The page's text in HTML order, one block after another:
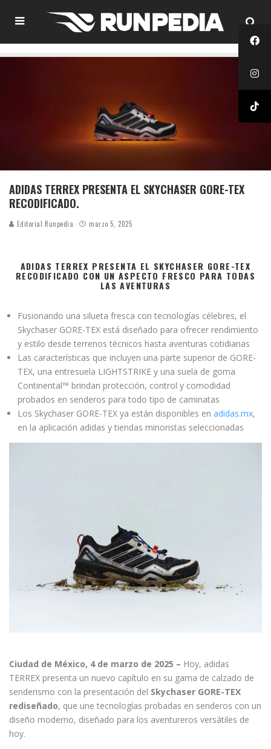
ADIDAS TERREX PRESENTA EL SKYCHASER GORE-TEX
RECODIFICADO.
Editorial Runpedia marzo 5, 2025
ADIDAS TERREX PRESENTA EL SKYCHASER GORE-TEX
RECODIFICADO CON UN ASPECTO FRESCO PARA TODAS
LAS AVENTURAS
Fusionando una silueta fresca con tecnologías célebres, el
Skychaser GORE-TEX está diseñado para ofrecer rendimiento
y estilo desde terrenos técnicos hasta aventuras cotidianas
Las características que incluyen una parte superior de GORE-
TEX, una entresuela LIGHTSTRIKE y una suela de goma
Continental™ brindan protección, control y comodidad
probados en senderos para todo tipo de caminatas
Los Skychaser GORE-TEX ya están disponibles en adidas.mx,
en la aplicación adidas y tiendas minoristas seleccionadas
Ciudad de México, 4 de marzo de 2025 – Hoy, adidas
TERREX presenta un nuevo capítulo en su gama de calzado de
senderismo con la presentación del Skychaser GORE-TEX
rediseñado, que une tecnologías probadas en senderos con un
diseño moderno, diseñado para los aventureros versátiles de
hoy.